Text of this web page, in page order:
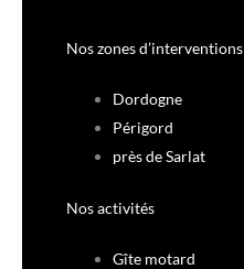
Nos zones d’interventions
Dordogne
Périgord
près de Sarlat
Nos activités
Gîte motard